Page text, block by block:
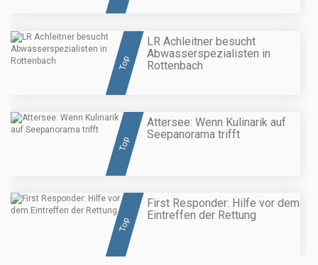
Top
LR Achleitner besucht
Abwasserspezialisten in
Rottenbach
Top
Attersee: Wenn Kulinarik auf
Seepanorama trifft
Top
First Responder: Hilfe vor dem
Eintreffen der Rettung